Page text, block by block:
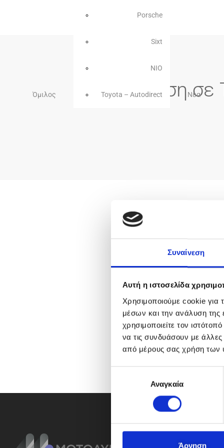
Συναίνεση
Αυτή η ιστοσελίδα
Χρησιμοποιούμε cookie για
μέσων και την ανάλυση της
χρησιμοποιείτε τον
να τις συνδυάσουν με
από μέρους σας χρήση των
ή
Αναγκαία
Άρνηση
Όμιλος
Porsche
Sixt
NIO
Toyota – Autodirect Νέα
Πρόσκληση σε